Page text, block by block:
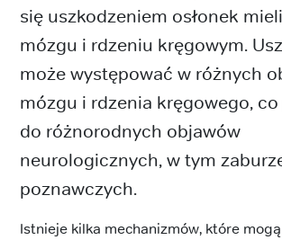
się uszkodzeniem osłonek
mózgu i rdzeniu kręgowym.
może występować w różnych
mózgu i rdzenia kręgowego,
do różnorodnych objawów
neurologicznych, w tym
poznawczych.
Istnieje kilka mechanizmów, które